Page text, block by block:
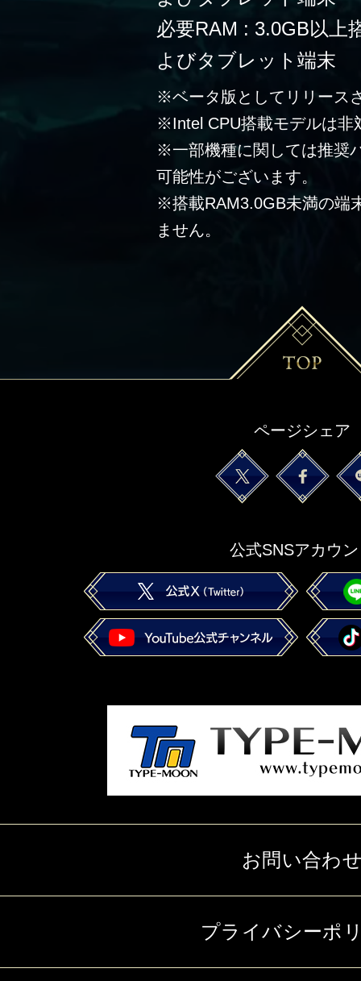
必要RAM : 3.0GB以上
よびタブレット端末
※ベータ版としてリリース
※Intel CPU搭載モデルは非
※一部機種に関しては推奨
可能性がございます。
※搭載RAM3.0GB未満の端
ません。
ページシェア
公式SNSアカウ
お問い合わ
プライバシーポ